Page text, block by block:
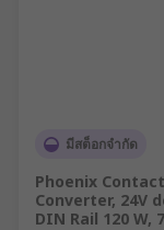
มีสต็อกจำกัด
Phoenix Contact
Converter, 24V
DIN Rail 120 W,